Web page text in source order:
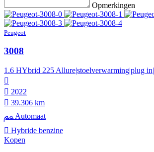
Opmerkingen
Peugeot
3008
1.6 HYbrid 225 Allure|stoelverwarming|plug in|
2022
39.306 km
Automaat
Hybride benzine
Kopen